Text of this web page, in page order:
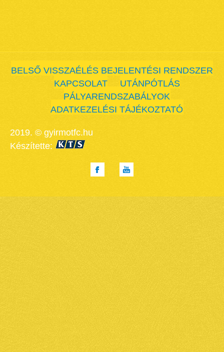
BELSŐ VISSZAÉLÉS BEJELENTÉSI RENDSZER
KAPCSOLAT
UTÁNPÓTLÁS
PÁLYARENDSZABÁLYOK
ADATKEZELÉSI TÁJÉKOZTATÓ
2019. © gyirmotfc.hu
Készítette: